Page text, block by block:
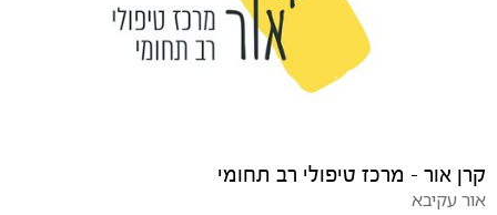
קרן אור - מרכז טיפולי רב תחומי
אור עקיבא